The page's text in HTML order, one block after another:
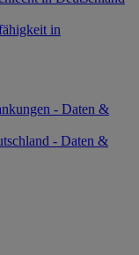
in
- Daten &
- Daten &